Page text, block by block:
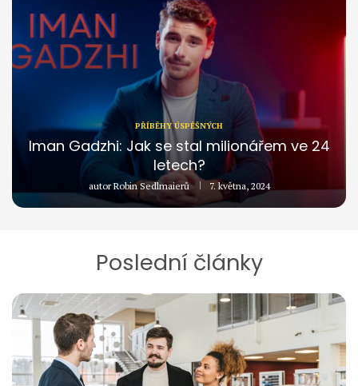
PŘÍBĚHY ÚSPĚŠNÝCH
Iman Gadzhi: Jak se stal milionářem ve 24
letech?
autorRobin Sedlmaierů 7. května, 2024
Poslední články